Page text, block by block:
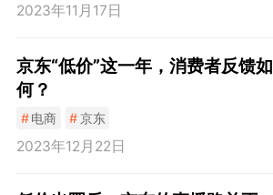
2023年11月17日
京东“低价”这一年，消费者反馈如
何？
#电商 #京东
2023年12月22日